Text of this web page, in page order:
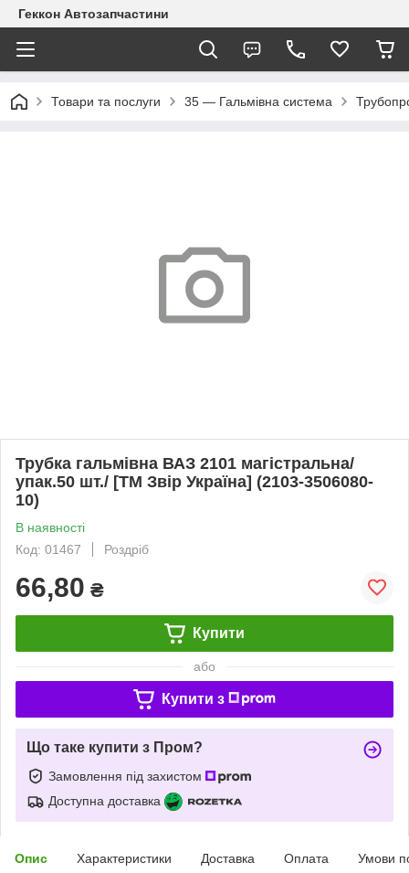
Геккон Автозапчастини
Товари та послуги 35 — Гальмівна система
Трубка гальмівна ВАЗ 2101 магістральна/
упак.50 шт./ [ТМ Звір Україна] (2103-3506080-
10)
В наявності
Код: 01467
Роздріб
66,80 ₴
Купити
або
Купити з
Що таке купити з Пром?
Замовлення під захистом
Доступна доставка
Опис Характеристики Доставка Оплата Умови